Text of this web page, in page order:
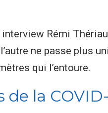
Rémi
ne passe plus
qui l’entoure.
la